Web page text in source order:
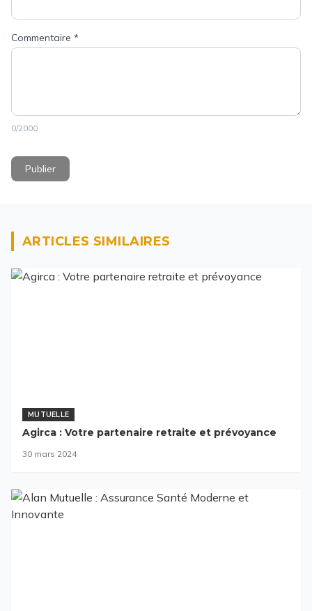
Commentaire *
0/2000
Publier
ARTICLES SIMILAIRES
MUTUELLE
Agirca : Votre partenaire retraite et prévoyance
30 mars 2024